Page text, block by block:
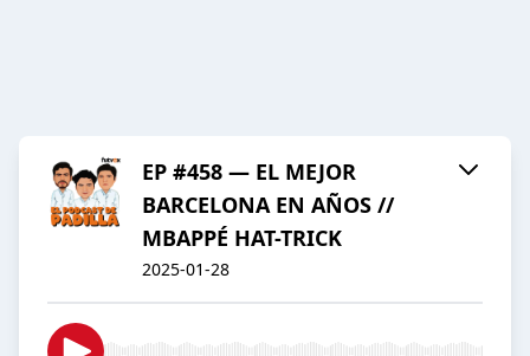
EP #458 — EL MEJOR
BARCELONA EN AÑOS //
MBAPPÉ HAT-TRICK
2025-01-28